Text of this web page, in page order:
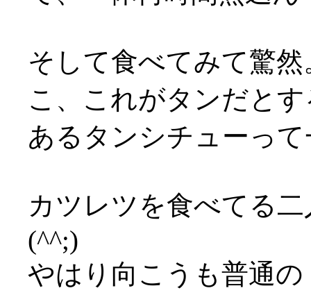
そして食べてみて驚然
こ、これがタンだと
あるタンシチューっ
カツレツを食べてる
(^^;)
やはり向こうも普通